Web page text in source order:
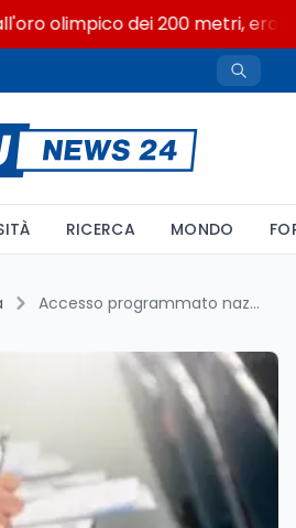
olimpico dei 200 metri, eroe
RICERCA MONDO
Accesso programmato nazionale 2026/2027: il calendario del MUR